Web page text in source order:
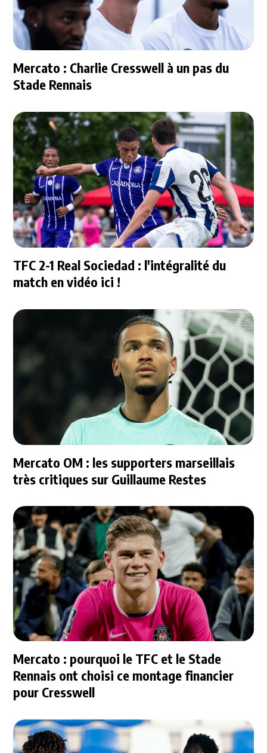
Mercato : Charlie Cresswell à un pas du
Stade Rennais
TFC 2-1 Real Sociedad : l'intégralité du
match en vidéo ici !
Mercato OM : les supporters marseillais
très critiques sur Guillaume Restes
Mercato : pourquoi le TFC et le Stade
Rennais ont choisi ce montage financier
pour Cresswell